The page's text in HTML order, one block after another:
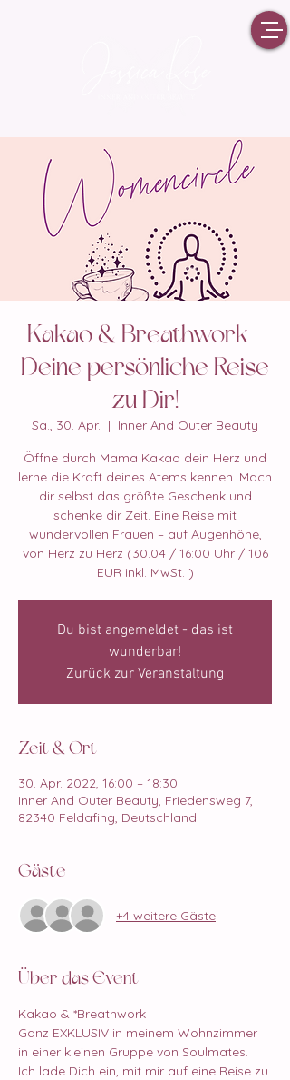
Kakao & Breathwork -
Deine persönliche Reise
zu Dir!
Sa., 30. Apr.
  |
Inner And Outer Beauty
Öffne durch Mama Kakao dein Herz und
lerne die Kraft deines Atems kennen. Mach
dir selbst das größte Geschenk und
schenke dir Zeit. Eine Reise mit
wundervollen Frauen – auf Augenhöhe,
von Herz zu Herz (30.04 / 16:00 Uhr / 106
EUR inkl. MwSt. )
Du bist angemeldet - das ist
wunderbar!
Zurück zur Veranstaltung
Zeit & Ort
30. Apr. 2022, 16:00 – 18:30
Inner And Outer Beauty, Friedensweg 7,
82340 Feldafing, Deutschland
Gäste
+4 weitere Gäste
Über das Event
Kakao & *Breathwork
Ganz EXKLUSIV in meinem Wohnzimmer
in einer kleinen Gruppe von Soulmates.
Ich lade Dich ein, mit mir auf eine Reise zu